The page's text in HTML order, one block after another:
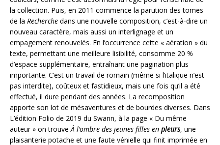
la collection. Puis, en 2011 commence la parution des tomes
de la Recherche dans une nouvelle composition, c’est-à-dire un
nouveau caractère, mais aussi un interlignage et un
empagement renouvelés. En l’occurrence cette « aération » du
texte, permettant une meilleure lisibilité, consomme 20 %
d’espace supplémentaire, entraînant une pagination plus
importante. C’est un travail de romain (même si l’italique n’est
pas interdite), coûteux et fastidieux, mais une fois qu’il a été
effectué, il dure pendant des années. La recomposition
apporte son lot de mésaventures et de bourdes diverses. Dans
L’édition Folio de 2019 du Swann, à la page « Du même
auteur » on trouveÀ l’ombre des jeunes filles en pleurs, une
plaisanterie potache et une faute vénielle qui finit imprimée en